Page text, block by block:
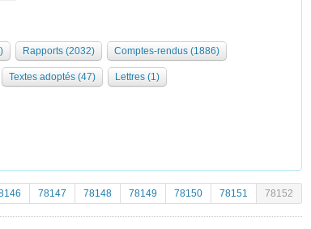
Rapports (2032) Comptes-rendus (1886)
Textes adoptés (47) Lettres (1)
78147 78148 78149 78150 78151 78152